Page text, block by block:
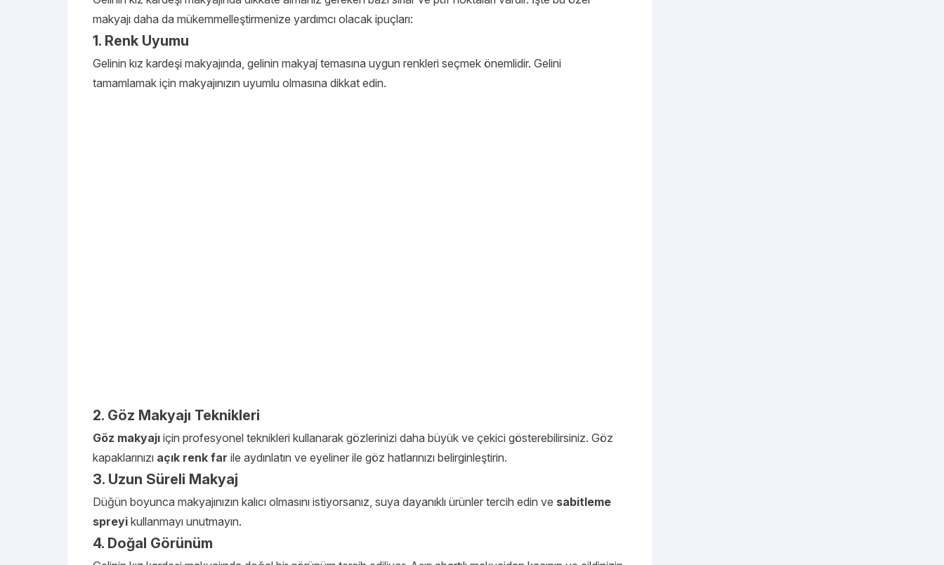
makyajı daha da mükemmelleştirmenize yardımcı olacak ipuçları:
1. Renk Uyumu
Gelinin kız kardeşi makyajında, gelinin makyaj temasına uygun renkleri seçmek önemlidir. Gelini
tamamlamak için makyajınızın uyumlu olmasına dikkat edin.
2. Göz Makyajı Teknikleri
Göz makyajı için profesyonel teknikleri kullanarak gözlerinizi daha büyük ve çekici gösterebilirsiniz. Göz
kapaklarınızı açık renk far ile aydınlatın ve eyeliner ile göz hatlarınızı belirginleştirin.
3. Uzun Süreli Makyaj
Düğün boyunca makyajınızın kalıcı olmasını istiyorsanız, suya dayanıklı ürünler tercih edin ve sabitleme
spreyi kullanmayı unutmayın.
4. Doğal Görünüm